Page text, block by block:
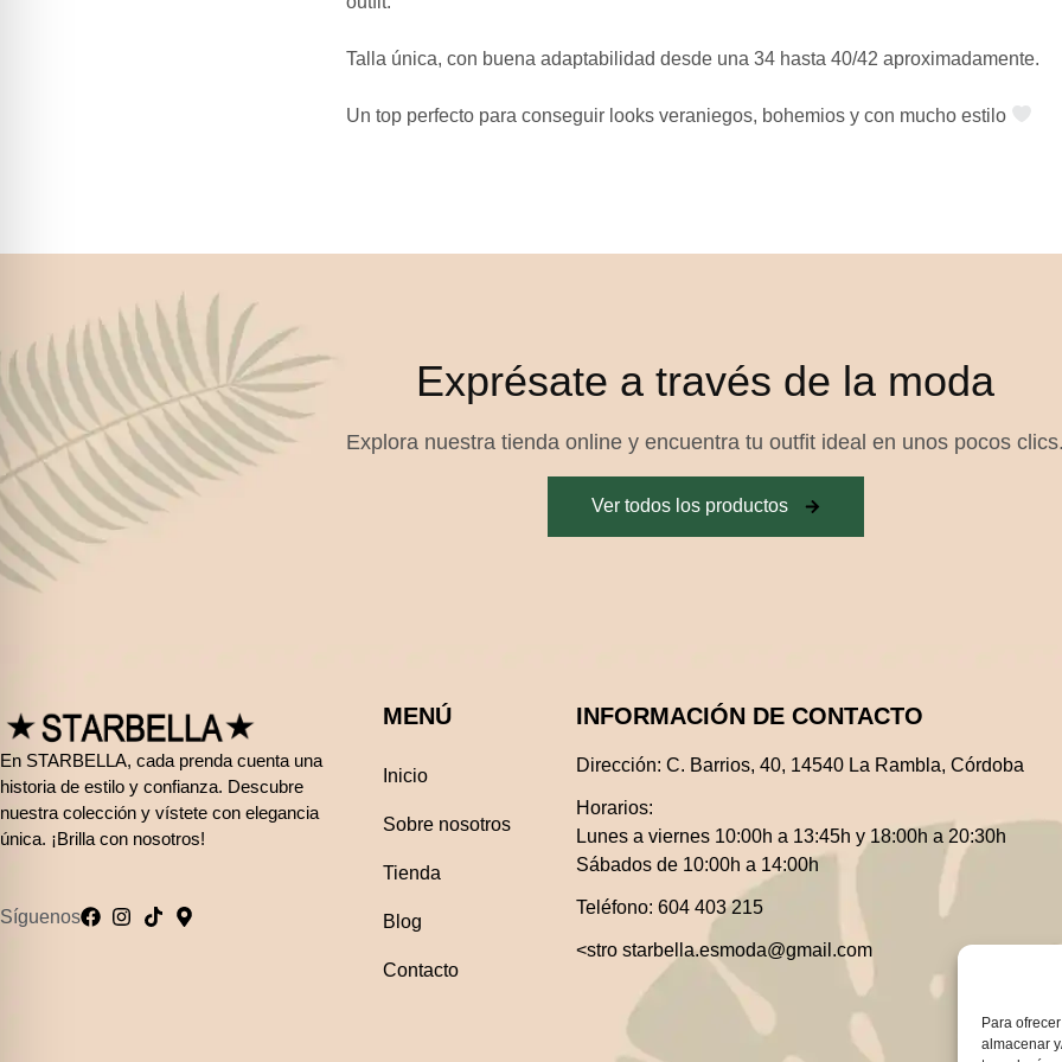
Para
almacenar
Talla única, con buena adaptabilidad desde una 34 hasta 40/42 aproximadamente.
Un top perfecto para conseguir looks veraniegos, bohemios y con mucho estilo
Exprésate a través de la moda
Explora nuestra tienda online y encuentra tu outfit ideal en unos pocos
Ver todos los productos
En STARBELLA, cada prenda cuenta una
historia de estilo y confianza. Descubre
nuestra colección y vístete con elegancia
única. ¡Brilla con nosotros!
Síguenos
MENÚ
Inicio
Sobre nosotros
Tienda
Blog
Contacto
INFORMACIÓN DE CONTACTO
Dirección: C. Barrios, 40, 14540 La Rambla, Córdoba
Horarios:
Lunes a viernes 10:00h a 13:45h y 18:00h a 20:30h
Sábados de 10:00h a 14:00h
Teléfono: 604 403 215
<stro starbella.esmoda@gmail.com